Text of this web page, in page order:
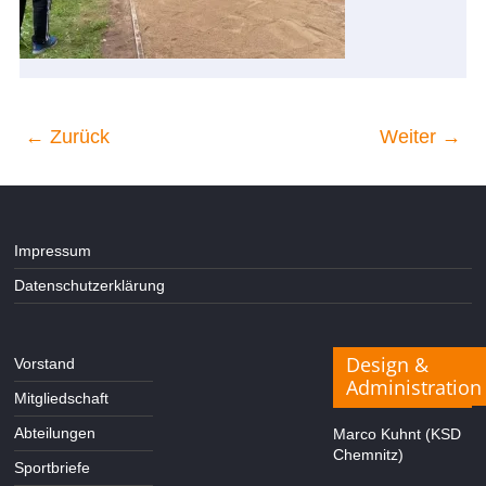
← Zurück Weiter →
Impressum
Datenschutzerklärung
Vorstand
Mitgliedschaft
Abteilungen
Sportbriefe
Design &
Administration
Marco Kuhnt (KSD
Chemnitz)